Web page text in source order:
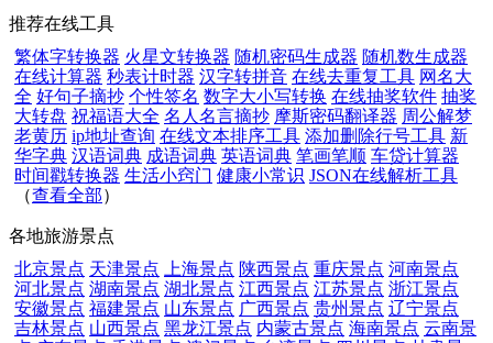
推荐在线工具
繁体字转换器 火星文转换器 随机密码生成器 随机数生成器
在线计算器 秒表计时器 汉字转拼音 在线去重复工具 网名大
全 好句子摘抄 个性签名 数字大小写转换 在线抽奖软件 抽奖
大转盘 祝福语大全 名人名言摘抄 摩斯密码翻译器 周公解梦
老黄历 ip地址查询 在线文本排序工具 添加删除行号工具 新
华字典 汉语词典 成语词典 英语词典 笔画笔顺 车贷计算器
时间戳转换器 生活小窍门 健康小常识 JSON在线解析工具
（查看全部）
各地旅游景点
北京景点 天津景点 上海景点 陕西景点 重庆景点 河南景点
河北景点 湖南景点 湖北景点 江西景点 江苏景点 浙江景点
安徽景点 福建景点 山东景点 广西景点 贵州景点 辽宁景点
吉林景点 山西景点 黑龙江景点 内蒙古景点 海南景点 云南景